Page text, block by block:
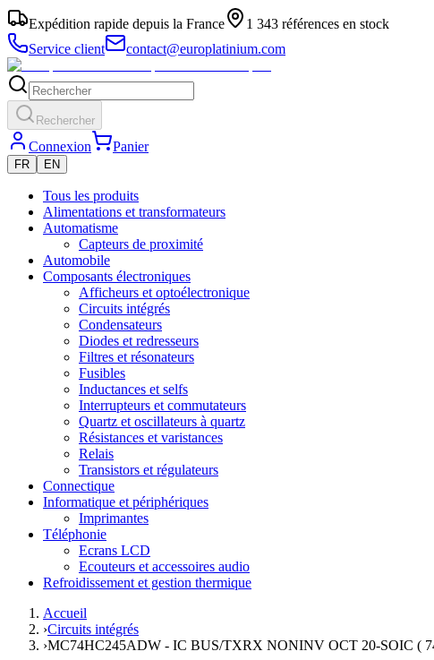
Expédition rapide depuis la France
1 343 références en stock
Service client
contact@europlatinium.com
Rechercher
Connexion Panier
FR EN
Tous les produits
Alimentations et transformateurs
Automatisme
Capteurs de proximité
Automobile
Composants électroniques
Afficheurs et optoélectronique
Circuits intégrés
Condensateurs
Diodes et redresseurs
Filtres et résonateurs
Fusibles
Inductances et selfs
Interrupteurs et commutateurs
Quartz et oscillateurs à quartz
Résistances et varistances
Relais
Transistors et régulateurs
Connectique
Informatique et périphériques
Imprimantes
Téléphonie
Ecrans LCD
Ecouteurs et accessoires audio
Refroidissement et gestion thermique
Accueil
›Circuits intégrés
›MC74HC245ADW - IC BUS/TXRX NONINV OCT 20-SOIC (